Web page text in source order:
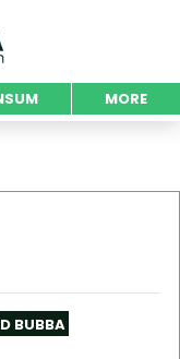
MORE
BUBBA